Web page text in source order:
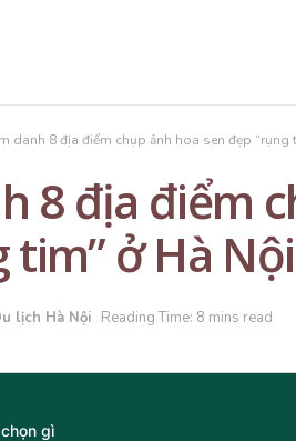
danh 8 địa điểm chụp ảnh hoa sen đẹp “rụng
8 địa điểm
tim” ở Hà Nội
lịch Hà Nội Reading Time: 8 mins read
gì